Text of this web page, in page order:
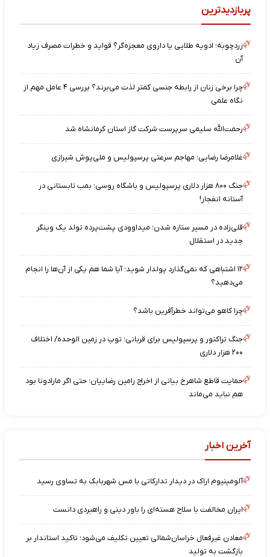
پربازدیدترین
زردچوبه؛ ادویه طلایی یا داروی معجزه‌گر؟ فواید و خطرات مصرف زیاد
آن
چرا برخی زنان از رابطه جنسی کمتر لذت می‌برند؟ بررسی ۴ عامل مهم از
نگاه علمی
رحمت‌الله سلیمی سرپرست شرکت گاز استان کرمانشاه شد
غلامرضا رضایی؛ مهاجم سرعتی پرسپولیس و ملی‌پوش شیرازی
جنگ ۸۰۰ هزار دلاری پرسپولیس و باشگاه روسی؛ بمب تابستانی در
آستانه انفجار!
قلی‌زاده در مسیر ستاره شدن؛ میداوودی پشت‌پرده تولد یک وینگر
جدید در استقلال
۱۲ اشتباهی که نمی‌گذارد پولدار شوید؛ آیا شما هم یکی از آن‌ها را انجام
می‌دهید؟
چرا کاهو می‌تواند خطرآفرین باشد؟
جنگ تراکتور و پرسپولیس برای قربانی؛ توپ در زمین الوحده/ اختلاف
۲۰۰ هزار دلاری
حمایت قاطع شاهرخ بیانی از اخراج رامین رضاییان؛ حتی اگر مارادونا بود
هم نباید می‌ماند
آخرین اخبار
آلومینیوم اراک در دیدار تدارکاتی با مس شهربابک به تساوی رسید
ایران مخالفت با سلاح هسته‌ای را باور دینی و راهبردی دانست
معادن غیرفعال خراسان‌شمالی تعیین تکلیف می‌شود؛ تاکید استاندار بر
بازگشت به تولید